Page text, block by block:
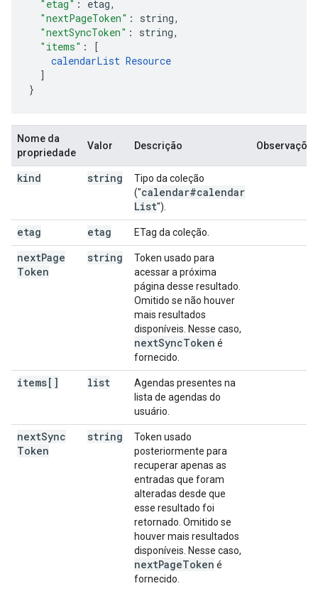
"etag" : etag,
"nextPageToken" : string,
"nextSyncToken" : string,
"items" :
[
calendarList Resource
]
}
Nome da
propriedade
Valor Descrição Observações
kind string
Tipo da coleção
("calendar#calendar
List").
etag etag ETag da coleção.
nextPage
Token
string
Token usado para
acessar a próxima
página desse resultado.
Omitido se não houver
mais resultados
disponíveis. Nesse caso,
nextSyncToken é
fornecido.
items[] list
Agendas presentes na
lista de agendas do
usuário.
nextSync
Token
string
Token usado
posteriormente para
recuperar apenas as
entradas que foram
alteradas desde que
esse resultado foi
retornado. Omitido se
houver mais resultados
disponíveis. Nesse caso,
nextPageToken é
fornecido.